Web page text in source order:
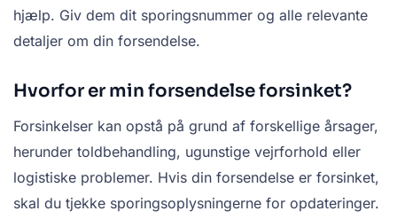
hjælp. Giv dem dit sporingsnummer og alle relevante
detaljer om din forsendelse.
Hvorfor er min forsendelse forsinket?
Forsinkelser kan opstå på grund af forskellige årsager,
herunder toldbehandling, ugunstige vejrforhold eller
logistiske problemer. Hvis din forsendelse er forsinket,
skal du tjekke sporingsoplysningerne for opdateringer.